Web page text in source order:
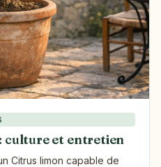
culture et entretien
Citrus limon capable de